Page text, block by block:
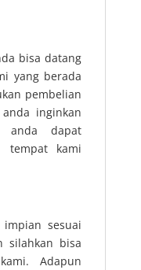
bisa datang
yang berada
pembelian
inginkan
anda dapat
tempat kami
sesuai
silahkan bisa
Adapun